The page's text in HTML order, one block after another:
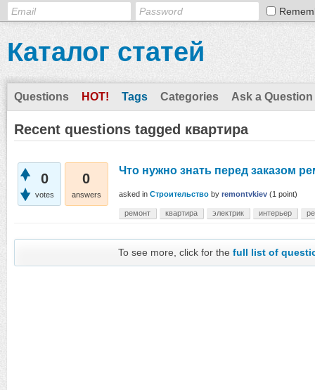
Каталог статей
Questions HOT! Tags Categories Ask a Question
Recent questions tagged квартира
0
votes
0
answers
Что нужно знать перед заказом
asked in Строительство by remontvkiev (1 point)
ремонт квартира электрик интерьер
To see more, click for thefull list of